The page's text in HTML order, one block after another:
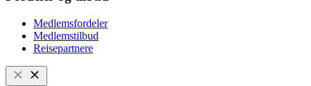
Medlemsfordeler
Medlemstilbud
Reisepartnere